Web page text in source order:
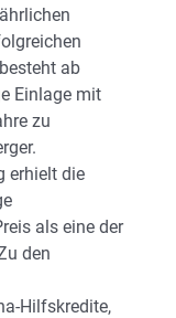
ab
Einlage mit
zu
erhielt die
als eine der
den
Hilfskredite,